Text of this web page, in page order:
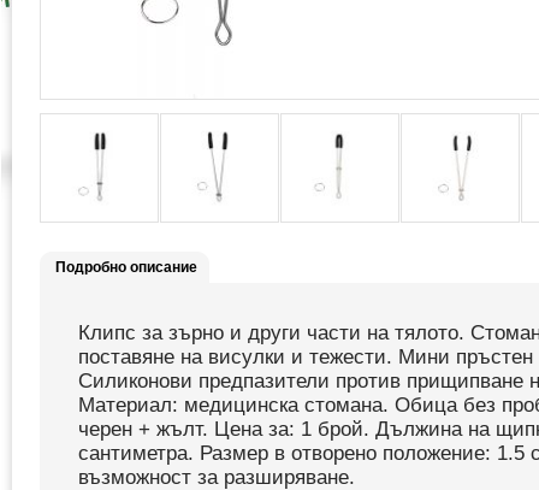
Подробно описание
Клипс за зърно и други части на тялото.
поставяне на висулки и тежести. Мини пръстен
Силиконови предпазители против прищипване
Материал: медицинска стомана. Обица без
черен + жълт. Цена за: 1 брой. Дължина на
сантиметра. Размер в отворено положение: 1.5
възможност за разширяване.